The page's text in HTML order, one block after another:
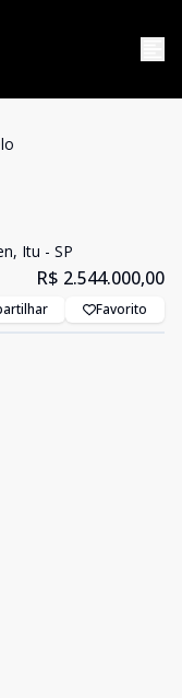
Itu - SP
R$ 2.544.000,00
Favorito